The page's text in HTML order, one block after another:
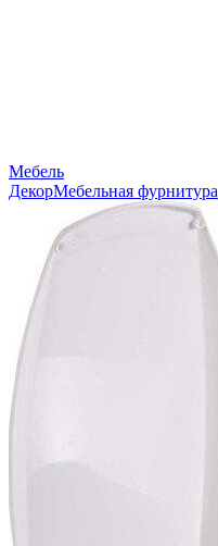
Мебель
ДекорМебельная фурнитура